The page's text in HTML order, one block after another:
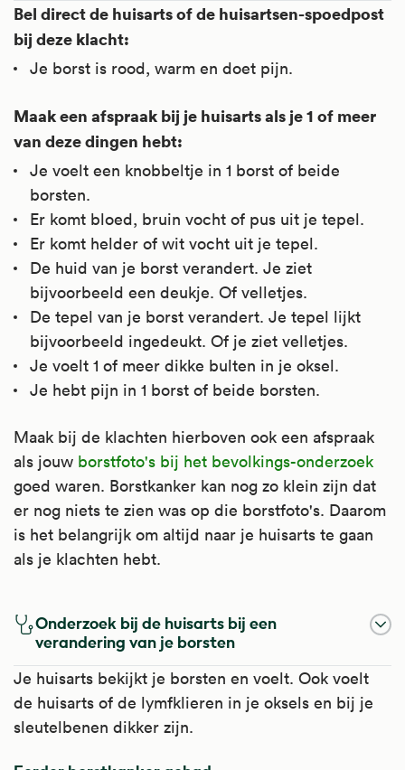
Bel direct de huisarts of de huisartsen-spoedpost
bij deze klacht:
Je borst is rood, warm en doet pijn.
Maak een afspraak bij je huisarts als je 1 of meer
van deze dingen hebt:
Je voelt een knobbeltje in 1 borst of beide
borsten.
Er komt bloed, bruin vocht of pus uit je tepel.
Er komt helder of wit vocht uit je tepel.
De huid van je borst verandert. Je ziet
bijvoorbeeld een deukje. Of velletjes.
De tepel van je borst verandert. Je tepel lijkt
bijvoorbeeld ingedeukt. Of je ziet velletjes.
Je voelt 1 of meer dikke bulten in je oksel.
Je hebt pijn in 1 borst of beide borsten.
Maak bij de klachten hierboven ook een afspraak
als jouw borstfoto's bij het bevolkings-onderzoek
goed waren. Borstkanker kan nog zo klein zijn dat
er nog niets te zien was op die borstfoto's. Daarom
is het belangrijk om altijd naar je huisarts te gaan
als je klachten hebt.
Onderzoek bij de huisarts bij een
verandering van je borsten
Je huisarts bekijkt je borsten en voelt. Ook voelt
de huisarts of de lymfklieren in je oksels en bij je
sleutelbenen dikker zijn.